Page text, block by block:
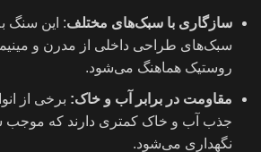
سازگاری با سبک‌های مختلف: این سنگ
سبک‌های طراحی داخلی از مدرن و
روستیک هماهنگ می‌شود.
مقاومت در برابر آب و خاک: برخی از
جذب آب و خاک کمتری دارند که موجب
نگهداری می‌شود.